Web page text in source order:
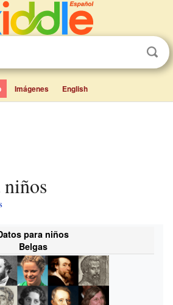
Imágenes English
niños
para niños
Belgas